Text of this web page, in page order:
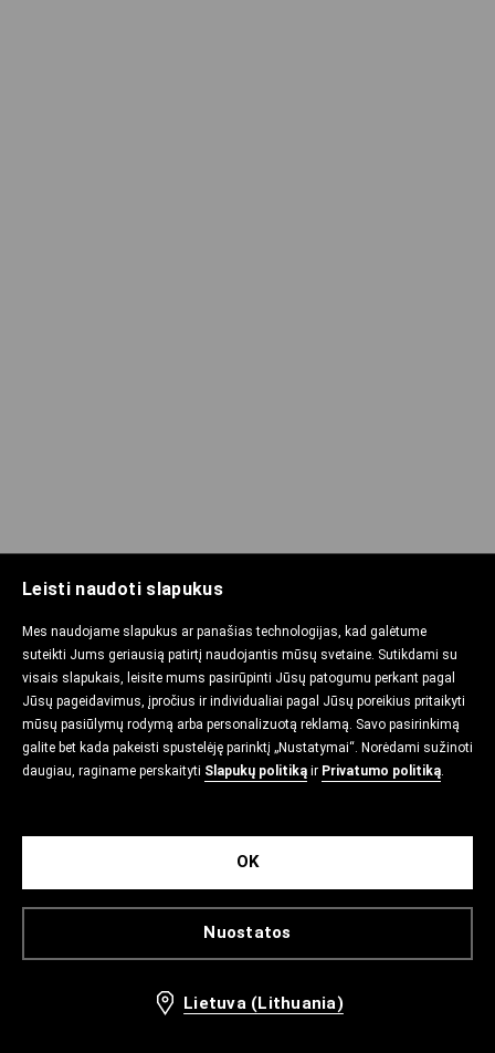
Leisti naudoti slapukus
Mes naudojame slapukus ar panašias technologijas, kad galėtume
suteikti Jums geriausią patirtį naudojantis mūsų svetaine. Sutikdami su
visais slapukais, leisite mums pasirūpinti Jūsų patogumu perkant pagal
Jūsų pageidavimus, įpročius ir individualiai pagal Jūsų poreikius pritaikyti
mūsų pasiūlymų rodymą arba personalizuotą reklamą. Savo pasirinkimą
galite bet kada pakeisti spustelėję parinktį „Nustatymai“. Norėdami sužinoti
daugiau, raginame perskaityti Slapukų politiką ir Privatumo politiką.
Nuostatos
OK
Lietuva (Lithuania)